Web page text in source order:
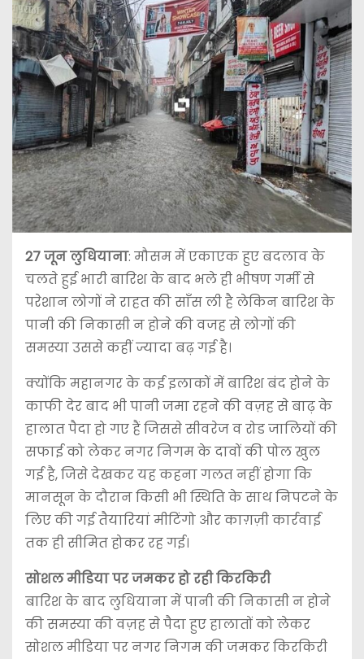
27 जून लुधियाना: मौसम में एकाएक हुए बदलाव के
चलते हुई भारी बारिश के बाद भले ही भीषण गर्मी से
परेशान लोगों ने राहत की साँस ली है लेकिन बारिश के
पानी की निकासी न होने की वजह से लोगों की
समस्या उससे कहीं ज्यादा बढ़ गई है।
क्योंकि महानगर के कई इलाकों में बारिश बंद होने के
काफी देर बाद भी पानी जमा रहने की वज़ह से बाढ़ के
हालात पैदा हो गए हैं जिससे सीवरेज व रोड जालियों की
सफाई को लेकर नगर निगम के दावों की पोल खुल
गई है, जिसे देखकर यह कहना गलत नहीं होगा कि
मानसून के दौरान किसी भी स्थिति के साथ निपटने के
लिए की गई तैयारियां मीटिंगो और काग़ज़ी कार्रवाई
तक ही सीमित होकर रह गई।
सोशल मीडिया पर जमकर हो रही किरकिरी
बारिश के बाद लुधियाना में पानी की निकासी न होने
की समस्या की वज़ह से पैदा हुए हालातों को लेकर
सोशल मीडिया पर नगर निगम की जमकर किरकिरी